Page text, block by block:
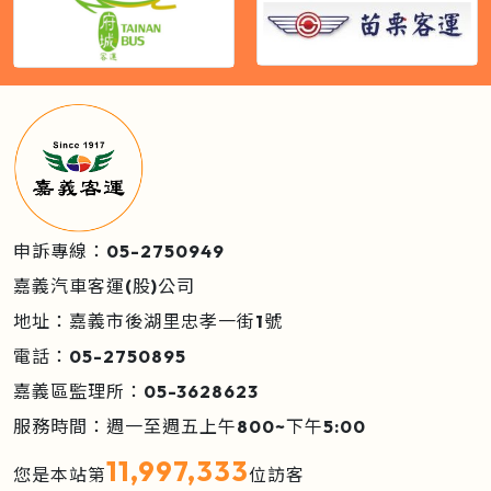
申訴專線：05-2750949
嘉義汽車客運(股)公司
地址：嘉義市後湖里忠孝一街1號
電話：05-2750895
嘉義區監理所：05-3628623
服務時間：週一至週五上午800~下午5:00
您是本站第11,997,333位訪客